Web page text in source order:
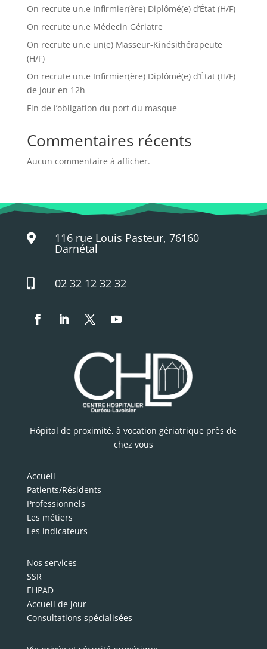
On recrute un.e Infirmier(ère) Diplômé(e) d’État (H/F)
On recrute un.e Médecin Gériatre
On recrute un.e un(e) Masseur-Kinésithérapeute
(H/F)
On recrute un.e Infirmier(ère) Diplômé(e) d’État (H/F)
de Jour en 12h
Fin de l’obligation du port du masque
Commentaires récents
Aucun commentaire à afficher.
 116 rue Louis Pasteur, 76160
Darnétal
 02 32 12 32 32
Hôpital de proximité, à vocation gériatrique près de
chez vous
Accueil
Patients/Résidents
Professionnels
Les métiers
Les indicateurs
Nos services
SSR
EHPAD
Accueil de jour
Consultations spécialisées